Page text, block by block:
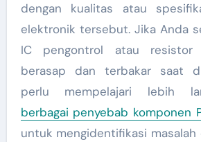
dengan kualitas atau
elektronik tersebut. Jika Anda
IC pengontrol atau
berasap dan terbakar saat
perlu mempelajari lebih
berbagai penyebab komponen
untuk mengidentifikasi masalah